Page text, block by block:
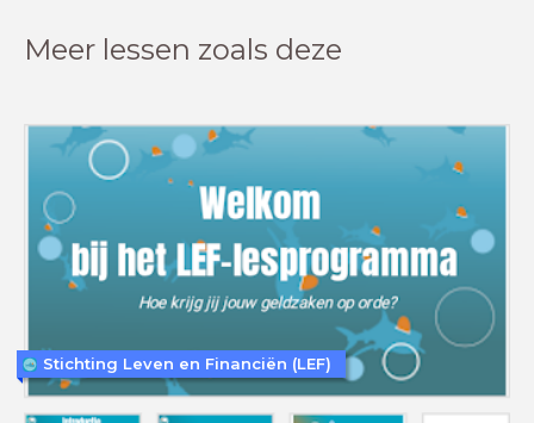
Meer lessen zoals deze
Stichting Leven en Financiën (LEF)